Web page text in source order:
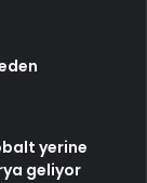
yerine
geliyor